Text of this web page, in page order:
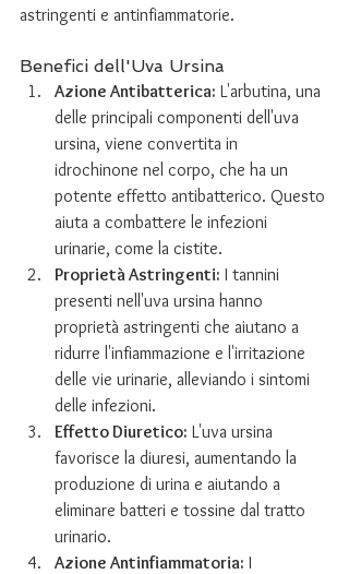
astringenti e antinfiammatorie.
Benefici dell'Uva Ursina
Azione Antibatterica: L'arbutina, una
delle principali componenti dell'uva
ursina, viene convertita in
idrochinone nel corpo, che ha un
potente effetto antibatterico. Questo
aiuta a combattere le infezioni
urinarie, come la cistite.
Proprietà Astringenti: I tannini
presenti nell'uva ursina hanno
proprietà astringenti che aiutano a
ridurre l'infiammazione e l'irritazione
delle vie urinarie, alleviando i sintomi
delle infezioni.
Effetto Diuretico: L'uva ursina
favorisce la diuresi, aumentando la
produzione di urina e aiutando a
eliminare batteri e tossine dal tratto
urinario.
Azione Antinfiammatoria: I